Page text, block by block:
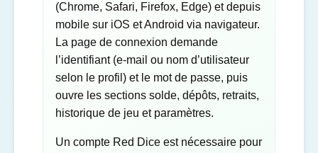
(Chrome, Safari, Firefox, Edge) et depuis
mobile sur iOS et Android via navigateur.
La page de connexion demande
l’identifiant (e-mail ou nom d’utilisateur
selon le profil) et le mot de passe, puis
ouvre les sections solde, dépôts, retraits,
historique de jeu et paramètres.
Un compte Red Dice est nécessaire pour